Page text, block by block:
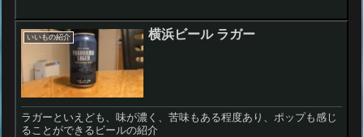
いいもの紹介 横浜ビール ラガー
ラガーといえども、味が濃く、苦味もある程度あり、ポップも感じ
ることができるビールの紹介